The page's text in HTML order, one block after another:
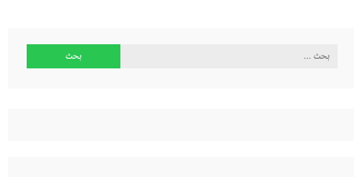
البحث